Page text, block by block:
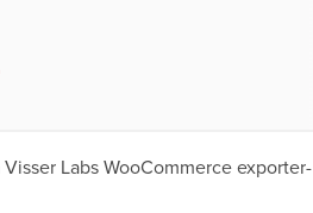
Labs WooCommerce exporter-